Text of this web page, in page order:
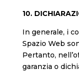
10.
In generale, i
Spazio Web
Pertanto,
garanzia o